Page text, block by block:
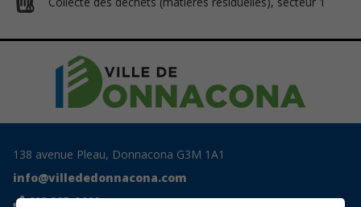
138 avenue Pleau, Donnacona G3M 1A1
info@villededonnacona.com
418 285-0110